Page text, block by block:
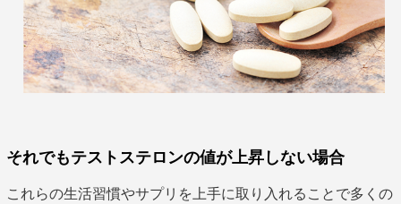
それでもテストステロンの値が上昇しない場合
これらの生活習慣やサプリを上手に取り入れることで多くの